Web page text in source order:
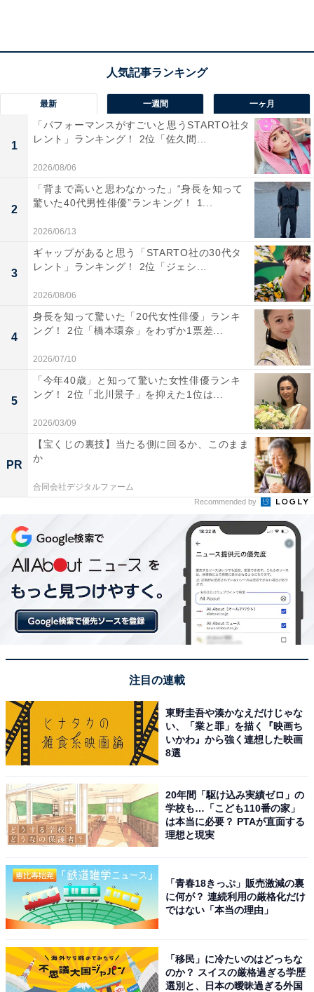
ました。天真らんまんで飾らないキャラクターもファン
回答では「とにかく可愛くてトークも面白い」（40代女
性・埼玉県）、「TVで見ていて好感が持てるから」（30
代男性・福岡県）、「演技だったりビジュアルだった
り、とても素敵な印象を持っているからです」（40代男
性・神奈川県）、「可愛くて、よく笑うから」（20代女
性・山梨県）、「福岡県が産んだ美女」(30代女性・福岡
県）といった声が上がりました。
2位：博多大吉
View this post on Instagram
A post shared by 博多華丸・大吉マネージャー【公式】
2位は、お笑いコンビ「博多華丸・大吉」の博多大吉さ
んです。大吉さんは1990年、博多華丸さんと同コンビを
最新 一週間 一ヶ月
1
「パフォーマンスがすごいと思うSTARTO社タ
レント」ランキング！ 2位「佐久間...
2026/08/06
2
「背まで高いと思わなかった」“身長を知って
驚いた40代男性俳優”ランキング！ 1...
2026/06/13
3
ギャップがあると思う「STARTO社の30代タ
レント」ランキング！ 2位「ジェシ...
2026/08/06
4
身長を知って驚いた「20代女性俳優」ランキ
ング！ 2位「橋本環奈」をわずか1票差...
2026/07/10
5
「今年40歳」と知って驚いた女性俳優ランキ
ング！ 2位「北川景子」を抑えた1位は...
2026/03/09
PR
【宝くじの裏技】当たる側に回るか、このまま
か
合同会社デジタルファーム
Recommended by
注目の連載
東野圭吾や湊かなえだけじゃな
い、「業と罪」を描く『映画ち
いかわ』から強く連想した映画
8選
20年間「駆け込み実績ゼロ」の
学校も…「こども110番の家」
は本当に必要？ PTAが直面する
理想と現実
「青春18きっぷ」販売激減の裏
に何が？ 連続利用の厳格化だけ
ではない「本当の理由」
「移民」に冷たいのはどっちな
のか？ スイスの厳格過ぎる学歴
選別と、日本の曖昧過ぎる外国